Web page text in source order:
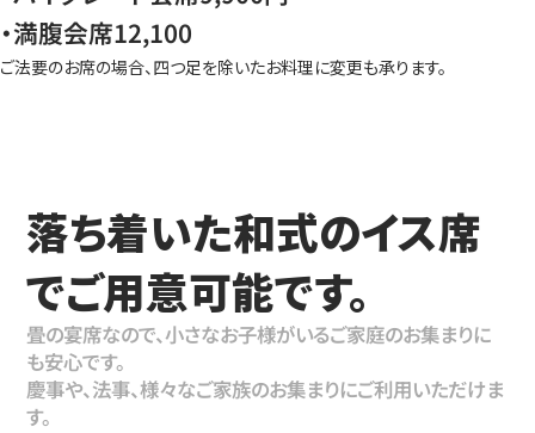
・満腹会席12,100
ご法要のお席の場合、四つ足を除いたお料理に変更も承ります。
落ち着いた和式のイス席
でご用意可能です。
畳の宴席なので、小さなお子様がいるご家庭のお集まりに
も安心です。
慶事や、法事、様々なご家族のお集まりにご利用いただけま
す。